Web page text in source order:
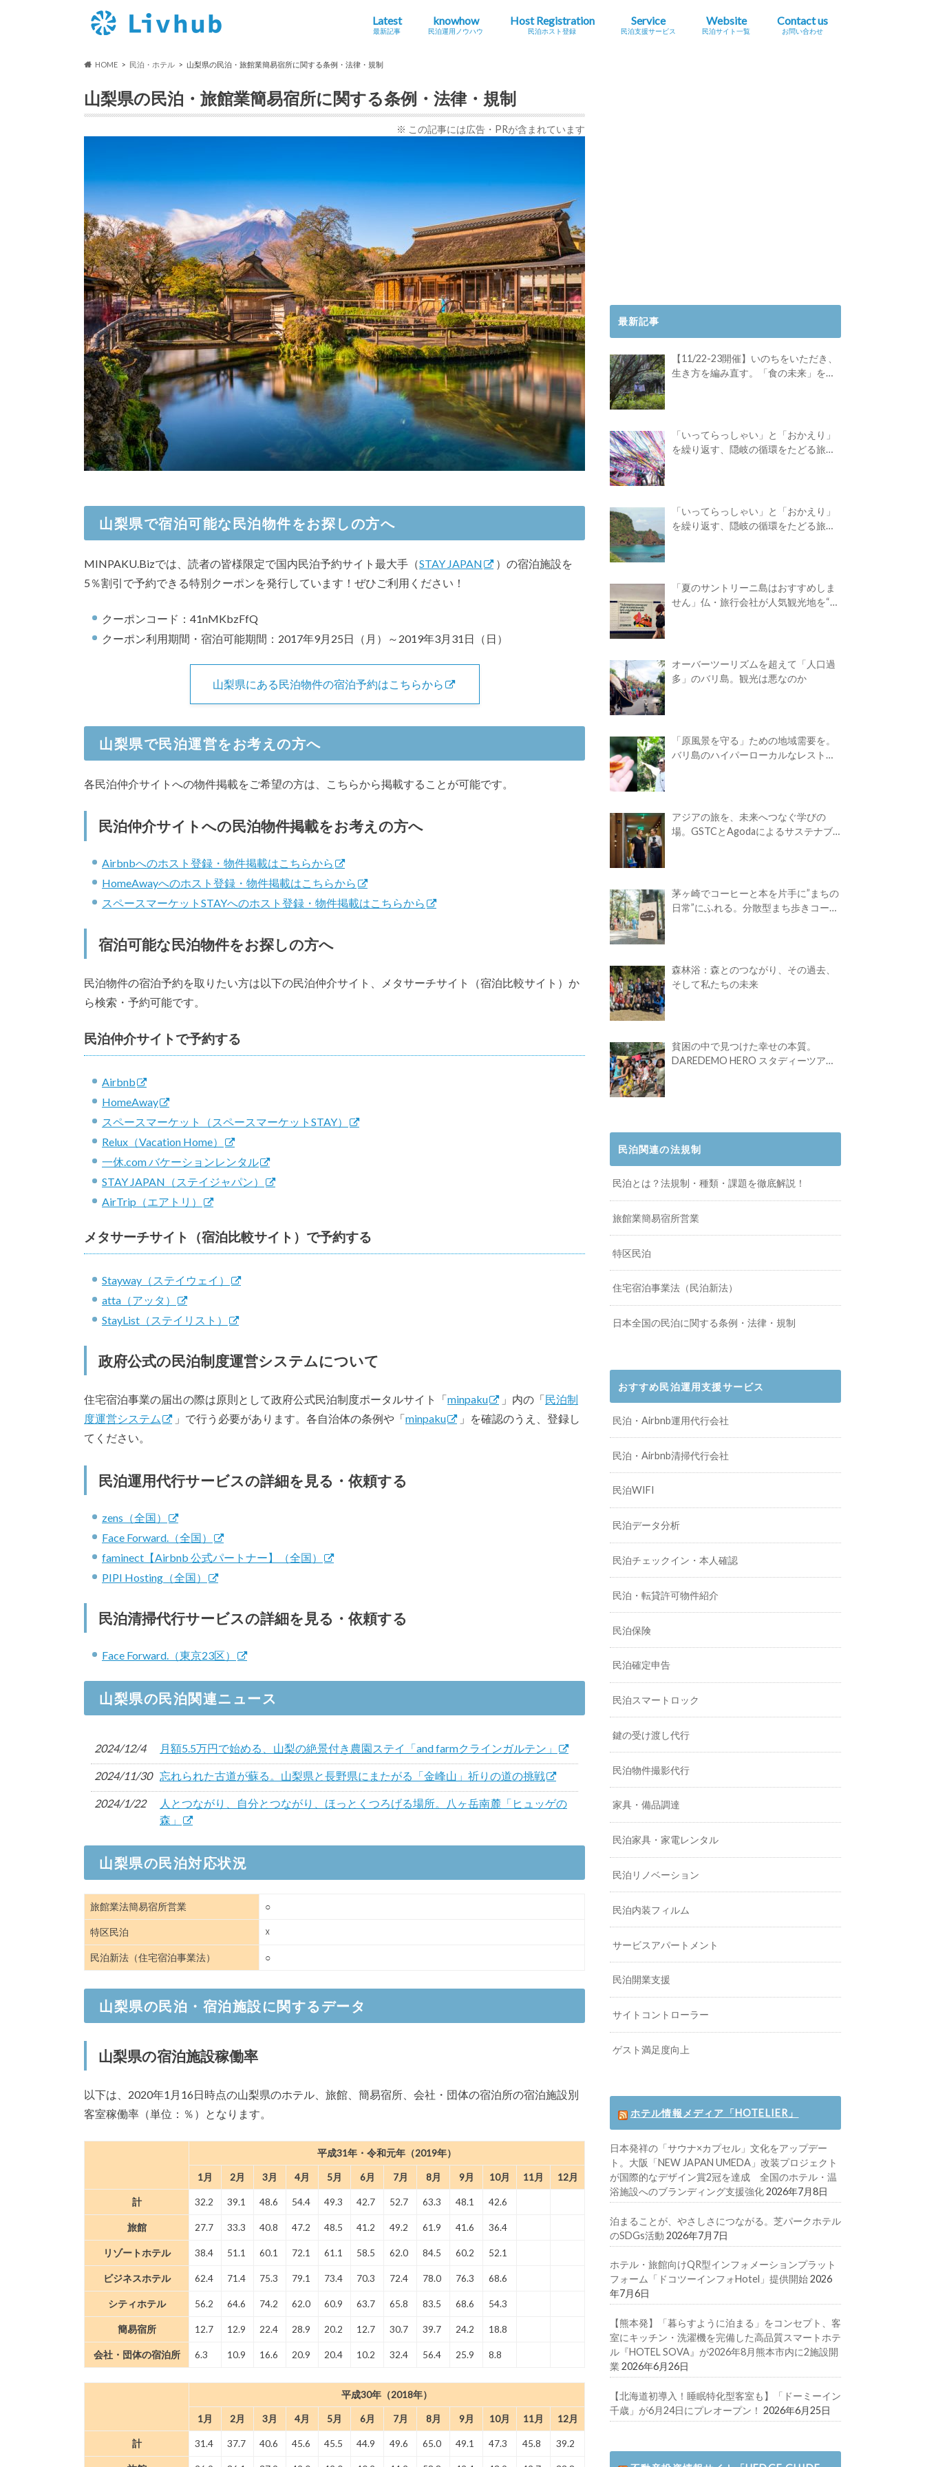
Latest
最新記事
knowhow
民泊運用ノウハウ
Host Registration
民泊ホスト登録
Service
民泊支援サービス
Website
民泊サイト一覧
Contact us
お問い合わせ
HOME 民泊・ホテル 山梨県の民泊・旅館業簡易宿所に関する条例・法律・規制
山梨県の民泊・旅館業簡易宿所に関する条例・法律・規制
※ この記事には広告・PRが含まれています
山梨県で宿泊可能な民泊物件をお探しの方へ
MINPAKU.Bizでは、読者の皆様限定で国内民泊予約サイト最大手（STAY JAPAN
）の宿泊施設を
5％割引で予約できる特別クーポンを発行しています！ぜひご利用ください！
クーポンコード：41nMKbzFfQ
クーポン利用期間・宿泊可能期間：2017年9月25日（月）～2019年3月31日（日）
山梨県にある民泊物件の宿泊予約はこちらから
山梨県で民泊運営をお考えの方へ
各民泊仲介サイトへの物件掲載をご希望の方は、こちらから掲載することが可能です。
民泊仲介サイトへの民泊物件掲載をお考えの方へ
Airbnbへのホスト登録・物件掲載はこちらから
HomeAwayへのホスト登録・物件掲載はこちらから
スペースマーケットSTAYへのホスト登録・物件掲載はこちらから
宿泊可能な民泊物件をお探しの方へ
民泊物件の宿泊予約を取りたい方は以下の民泊仲介サイト、メタサーチサイト（宿泊比較サイト）か
ら検索・予約可能です。
民泊仲介サイトで予約する
Airbnb
HomeAway
スペースマーケット（スペースマーケットSTAY）
Relux（Vacation Home）
一休.com バケーションレンタル
STAY JAPAN（ステイジャパン）
AirTrip（エアトリ）
メタサーチサイト（宿泊比較サイト）で予約する
Stayway（ステイウェイ）
atta（アッタ）
StayList（ステイリスト）
政府公式の民泊制度運営システムについて
住宅宿泊事業の届出の際は原則として政府公式民泊制度ポータルサイト「minpaku 」内の「民泊制
度運営システム
」で行う必要があります。各自治体の条例や「minpaku
」を確認のうえ、登録し
てください。
民泊運用代行サービスの詳細を見る・依頼する
zens（全国）
Face Forward.（全国）
faminect【Airbnb 公式パートナー】（全国）
PIPI Hosting（全国）
民泊清掃代行サービスの詳細を見る・依頼する
Face Forward.（東京23区）
山梨県の民泊関連ニュース
2024/12/4 月額5.5万円で始める、山梨の絶景付き農園ステイ「and farmクラインガルテン」
2024/11/30 忘れられた古道が蘇る。山梨県と長野県にまたがる「金峰山」祈りの道の挑戦
2024/1/22
人とつながり、自分とつながり、ほっとくつろげる場所。八ヶ岳南麓「ヒュッゲの
森」
2023/5/8 “狩猟” から食と命の尊さを学ぶ、食育講座「HUNT EAT」
梨ワーケーション体験記
2023/2/14
【3/2〜3/4】循環型経済・脱炭素の最先端事例を学び、サステナブル経営のアイデア
を見つけるワーケーションin山梨
2022/11/21 山梨県南アルプス初、1日1組限定の貸切宿坊「Temple Hotel南アルプス法源寺」オー
2022/6/15
自分と、自然と、つながる時間。ワーケーションプログラム「つるフォルケ」で自分
を捉えなおす旅
2022/6/14
富士河口湖、旅行者と地域をつなぐ新世代型 “道の駅”「旅の駅 kawaguchiko base」6
月11日開業
2019/4/8
楽天LIFULL STAYとハイアスの戸建型宿泊施設「Rakuten STAY HOUSE × WILL
STYLE」4月中に3店舗開業
山梨県の民泊対応状況
旅館業法簡易宿所営業 ○
特区民泊 ☓
民泊新法（住宅宿泊事業法） ○
山梨県の民泊・宿泊施設に関するデータ
山梨県の宿泊施設稼働率
以下は、2020年1月16日時点の山梨県のホテル、旅館、簡易宿所、会社・団体の宿泊所の宿泊施設別
客室稼働率（単位：％）となります。
平成31年・令和元年（2019年）
1月 2月 3月 4月 5月 6月 7月 8月 9月 10月 11月 12月
計 32.2 39.1 48.6 54.4 49.3 42.7 52.7 63.3 48.1 42.6
旅館 27.7 33.3 40.8 47.2 48.5 41.2 49.2 61.9 41.6 36.4
リゾートホテル 38.4 51.1 60.1 72.1 61.1 58.5 62.0 84.5 60.2 52.1
ビジネスホテル 62.4 71.4 75.3 79.1 73.4 70.3 72.4 78.0 76.3 68.6
シティホテル 56.2 64.6 74.2 62.0 60.9 63.7 65.8 83.5 68.6 54.3
簡易宿所 12.7 12.9 22.4 28.9 20.2 12.7 30.7 39.7 24.2 18.8
会社・団体の宿泊所 6.3 10.9 16.6 20.9 20.4 10.2 32.4 56.4 25.9 8.8
平成30年（2018年）
1月 2月 3月 4月 5月 6月 7月 8月 9月 10月 11月 12月
計 31.4 37.7 40.6 45.6 45.5 44.9 49.6 65.0 49.1 47.3 45.8 39.2
最新記事
【11/22-23開催】いのちをいただき、
生き方を編み直す。「食の未来」を対
「いってらっしゃい」と「おかえり」
を繰り返す、隠岐の循環をたどる旅
「いってらっしゃい」と「おかえり」
を繰り返す、隠岐の循環をたどる旅
「夏のサントリーニ島はおすすめしま
せん」仏・旅行会社が人気観光地を“デ
オーバーツーリズムを超えて「人口過
多」のバリ島。観光は悪なのか
「原風景を守る」ための地域需要を。
バリ島のハイパーローカルなレストラ
アジアの旅を、未来へつなぐ学びの
場。GSTCとAgodaによるサステナブ
茅ヶ崎でコーヒーと本を片手に”まちの
日常”にふれる。分散型まち歩きコーヒ
森林浴：森とのつながり、その過去、
そして私たちの未来
貧困の中で見つけた幸せの本質。
DAREDEMO HERO スタディーツアー
民泊関連の法規制
民泊とは？法規制・種類・課題を徹底解説！
旅館業簡易宿所営業
特区民泊
住宅宿泊事業法（民泊新法）
日本全国の民泊に関する条例・法律・規制
おすすめ民泊運用支援サービス
民泊・Airbnb運用代行会社
民泊・Airbnb清掃代行会社
民泊WIFI
民泊データ分析
民泊チェックイン・本人確認
民泊・転貸許可物件紹介
民泊保険
民泊確定申告
民泊スマートロック
鍵の受け渡し代行
民泊物件撮影代行
家具・備品調達
民泊家具・家電レンタル
民泊リノベーション
民泊内装フィルム
サービスアパートメント
民泊開業支援
サイトコントローラー
ゲスト満足度向上
ホテル情報メディア「HOTELIER」
日本発祥の「サウナ×カプセル」文化をアップデー
ト。大阪「NEW JAPAN UMEDA」改装プロジェクト
が国際的なデザイン賞2冠を達成 全国のホテル・温
浴施設へのブランディング支援強化2026年7月8日
泊まることが、やさしさにつながる。芝パークホテル
のSDGs活動 2026年7月7日
ホテル・旅館向けQR型インフォメーションプラット
フォーム「ドコツーインフォHotel」提供開始2026
年7月6日
【熊本発】「暮らすように泊まる」をコンセプト、客
室にキッチン・洗濯機を完備した高品質スマートホテ
ル『HOTEL SOVA』が2026年8月熊本市内に2施設開
業 2026年6月26日
【北海道初導入！睡眠特化型客室も】「ドーミーイン
千歳」が6月24日にプレオープン！ 2026年6月25日